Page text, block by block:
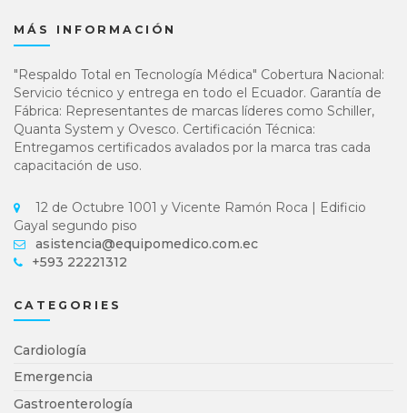
MÁS INFORMACIÓN
"Respaldo Total en Tecnología Médica" Cobertura Nacional:
Servicio técnico y entrega en todo el Ecuador. Garantía de
Fábrica: Representantes de marcas líderes como Schiller,
Quanta System y Ovesco. Certificación Técnica:
Entregamos certificados avalados por la marca tras cada
capacitación de uso.
12 de Octubre 1001 y Vicente Ramón Roca | Edificio
Gayal segundo piso
asistencia@equipomedico.com.ec
+593 22221312
CATEGORIES
Cardiología
Emergencia
Gastroenterología